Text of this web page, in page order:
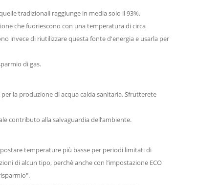
tradizionali raggiunge in media solo il 93%.
che fuoriescono con una temperatura di circa
invece di riutilizzare questa fonte d'energia e usarla per
di gas.
la produzione di acqua calda sanitaria. Sfrutterete
contributo alla salvaguardia dell’ambiente.
temperature più basse per periodi limitati di
di alcun tipo, perchè anche con l’impostazione ECO